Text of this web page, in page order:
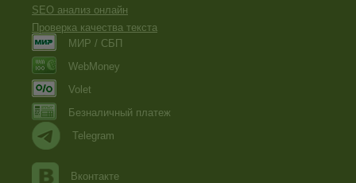
SEO анализ онлайн
Проверка качества текста
МИР / СБП
WebMoney
Volet
Безналичный платеж
Telegram
Вконтакте